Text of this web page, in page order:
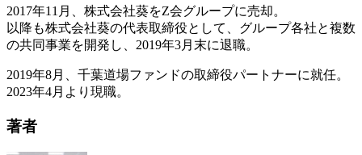
2017年11月、株式会社葵をZ会グループに売却。
以降も株式会社葵の代表取締役として、グループ各社と複数
の共同事業を開発し、2019年3月末に退職。
2019年8月、千葉道場ファンドの取締役パートナーに就任。
2023年4月より現職。
著者